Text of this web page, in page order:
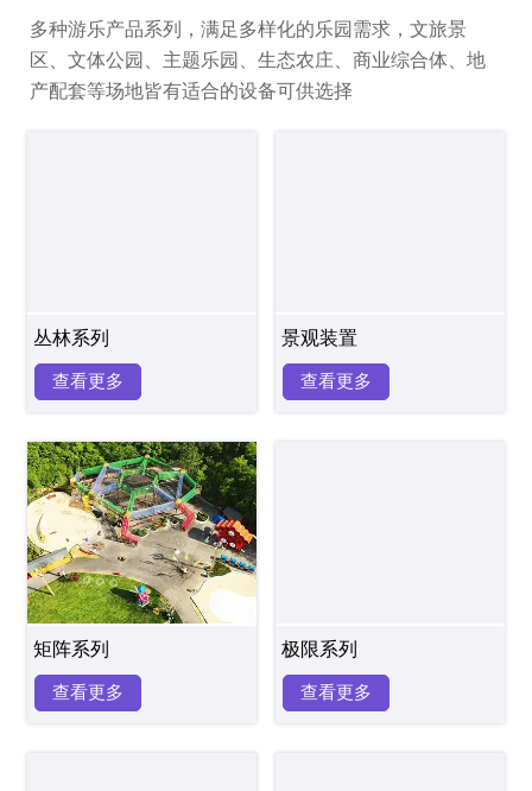
多种游乐产品系列，满足多样化的乐园需求，文旅景
区、文体公园、主题乐园、生态农庄、商业综合体、地
产配套等场地皆有适合的设备可供选择
丛林系列
查看更多
景观装置
查看更多
矩阵系列
查看更多
极限系列
查看更多